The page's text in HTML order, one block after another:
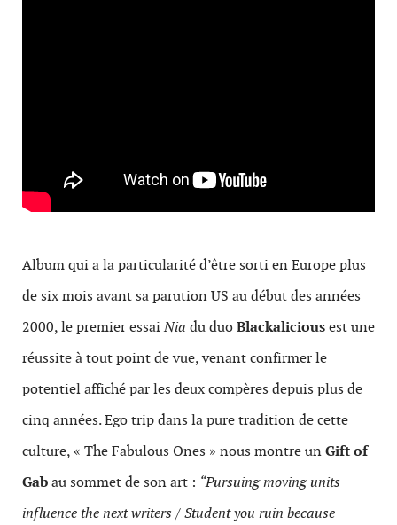
Album qui a la particularité d’être sorti en Europe plus
de six mois avant sa parution US au début des années
2000, le premier essaiNia du duoBlackaliciousest une
réussite à tout point de vue, venant confirmer le
potentiel affiché par les deux compères depuis plus de
cinq années. Ego trip dans la pure tradition de cette
culture, « The Fabulous Ones » nous montre unGift of
Gabau sommet de son art : “Pursuing moving units
influence the next writers / Student you ruin because